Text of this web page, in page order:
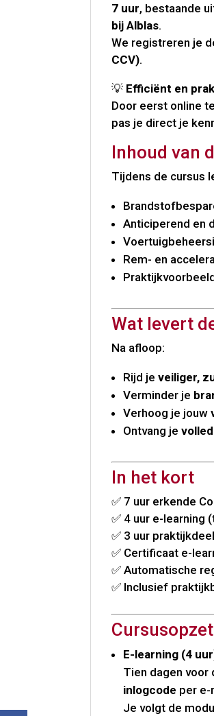
7 uur, bestaande
bij Alblas.
We registreren je
CCV).
💡 Efficiënt en
Door eerst online
pas je direct je
Inhoud van
Tijdens de cursus
Anticiperend en
Rem- en
Wat levert
Na afloop:
Rijd je veiliger,
Verminder je
Verhoog je jouw
Ontvang je
In het kort
✅ 7 uur erkende
✅ 4 uur e-learning
✅ 3 uur
✅ Certificaat e-
✅ Automatische
✅ Inclusief
E-learning (4
Tien dagen voor
inlogcode per e-
Je volgt de